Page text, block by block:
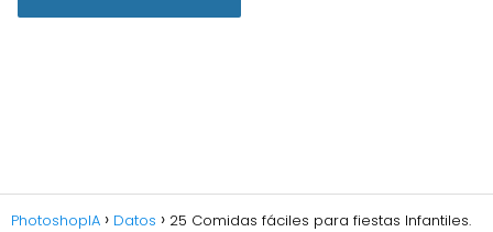
PhotoshopIA Datos 25 Comidas fáciles para fiestas Infantiles.